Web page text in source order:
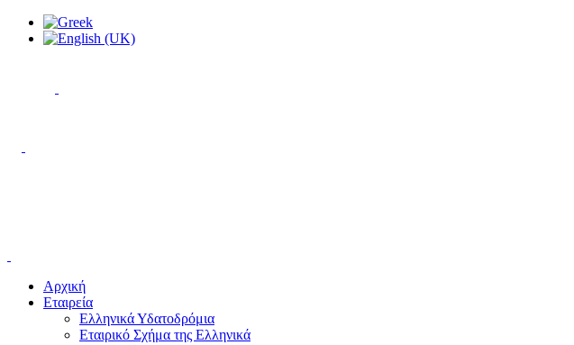
Αρχική
Εταιρεία
Ελληνικά Υδατοδρόμια
Εταιρικό Σχήμα της Ελληνικά